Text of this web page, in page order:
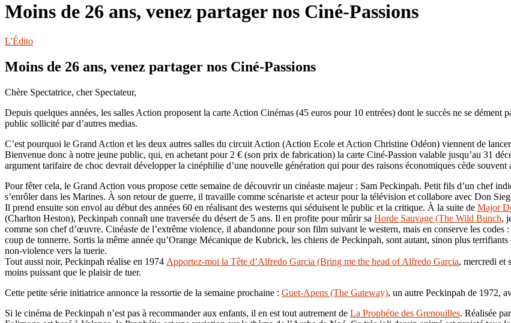
Moins de 26 ans, venez partager nos Ciné-Passions
L'Édito
Moins de 26 ans, venez partager nos Ciné-Passions
Chère Spectatrice, cher Spectateur,
Depuis quelques années, les salles Action proposent la carte Action Cinémas (45 euros pour 10 entrées) dont le succès ne se dément
public sollicité par d’autres medias.
C’est pourquoi le Grand Action et les deux autres salles du circuit Action (Action Ecole et Action Christine Odéon) viennent de
Bienvenue donc à notre jeune public, qui, en achetant pour 2 € (son prix de fabrication) la carte Ciné-Passion valable jusqu’au 31
argument tarifaire de choc devrait développer la cinéphilie d’une nouvelle génération qui pour des raisons économiques cède
Pour fêter cela, le Grand Action vous propose cette semaine de découvrir un cinéaste majeur : Sam Peckinpah. Petit fils d’un chef
s’enrôler dans les Marines. À son retour de guerre, il travaille comme scénariste et acteur pour la télévision et collabore avec Don
Il prend ensuite son envol au début des années 60 en réalisant des westerns qui séduisent le public et la critique. À la suite de Major
(Charlton Heston), Peckinpah connaît une traversée du désert de 5 ans. Il en profite pour mûrir sa Horde Sauvage (The Wild Bunch,
comme son chef d’œuvre. Cinéaste de l’extrême violence, il abandonne pour son film suivant le western, mais en conserve les codes :
coup de tonnerre. Sortis la même année qu’Orange Mécanique de Kubrick, les chiens de Peckinpah, sont autant, sinon plus
non-violence vers la tuerie.
Tout aussi noir, Peckinpah réalise en 1974 Apportez-moi la Tête d’Alfredo Garcia (Bring me the head of Alfredo Garcia, mercredi et
moins puissant que le plaisir de tuer.
Cette petite série initiatrice annonce la ressortie de la semaine prochaine : Guet-Apens (The Gateway), un autre Peckinpah de 1972,
Si le cinéma de Peckinpah n’est pas à recommander aux enfants, il en est tout autrement de La Prophétie des Grenouilles. Réalisée